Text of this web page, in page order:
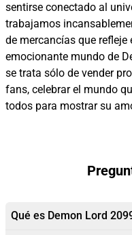
sentirse conectado al
trabajamos
de mercancías que
emocionante mundo de
se trata sólo de vender
fans, celebrar el mundo
todos para mostrar su
Qué es Demon Lord